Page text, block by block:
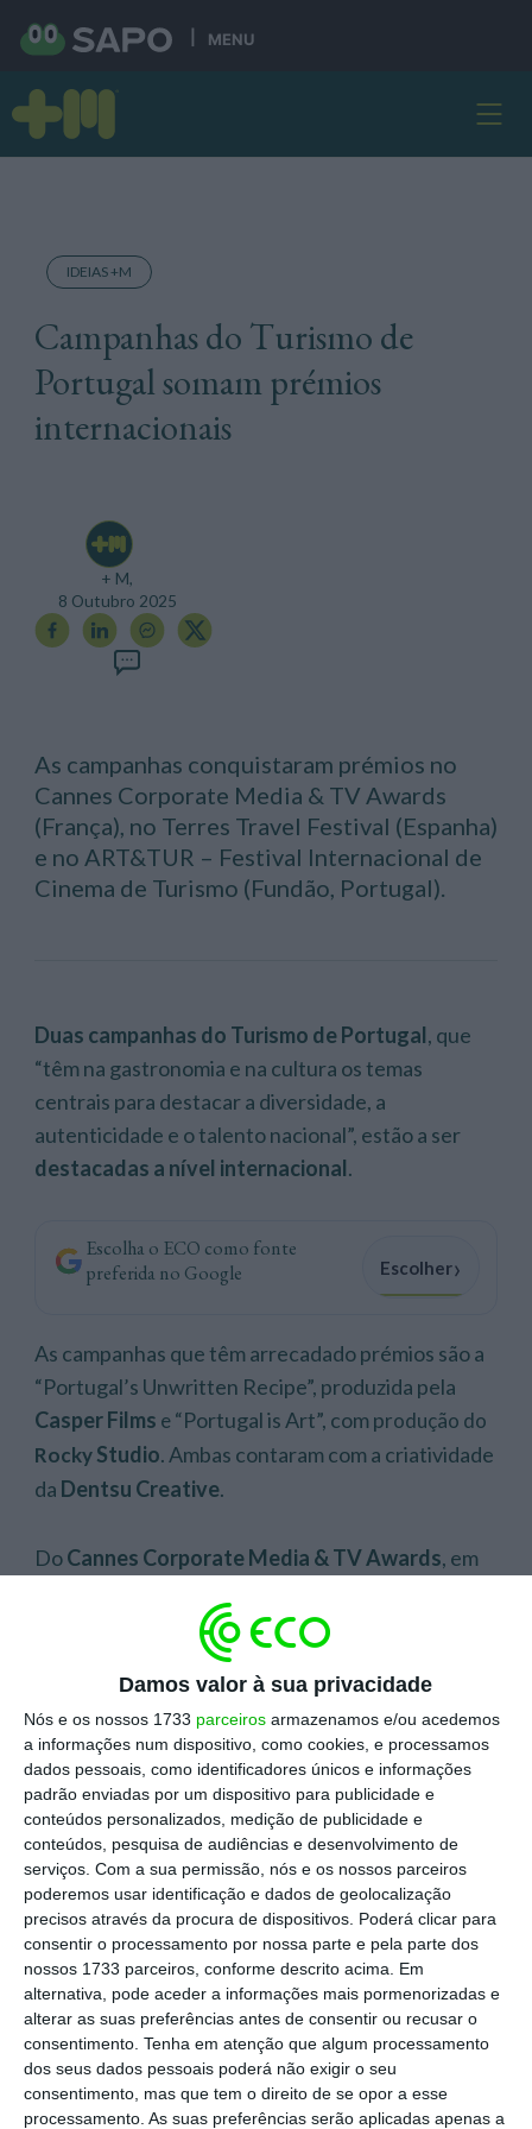
Damos valor à sua privacidade
Nós e os nossos 1733 parceiros armazenamos e/ou acedemos
a informações num dispositivo, como cookies, e processamos
dados pessoais, como identificadores únicos e informações
padrão enviadas por um dispositivo para publicidade e
conteúdos personalizados, medição de publicidade e
conteúdos, pesquisa de audiências e desenvolvimento de
serviços. Com a sua permissão, nós e os nossos parceiros
poderemos usar identificação e dados de geolocalização
precisos através da procura de dispositivos. Poderá clicar para
consentir o processamento por nossa parte e pela parte dos
nossos 1733 parceiros, conforme descrito acima. Em
alternativa, pode aceder a informações mais pormenorizadas e
alterar as suas preferências antes de consentir ou recusar o
consentimento. Tenha em atenção que algum processamento
dos seus dados pessoais poderá não exigir o seu
consentimento, mas que tem o direito de se opor a esse
processamento. As suas preferências serão aplicadas apenas a
MENU
IDEIAS +M
Campanhas do Turismo de
Portugal somam prémios
internacionais
+ M,
8 Outubro 2025
As campanhas conquistaram prémios no
Cannes Corporate Media & TV Awards
(França), no Terres Travel Festival (Espanha)
e no ART&TUR – Festival Internacional de
Cinema de Turismo (Fundão, Portugal).
Duas campanhas do Turismo de Portugal, que
“têm na gastronomia e na cultura os temas
centrais para destacar a diversidade, a
autenticidade e o talento nacional”, estão a ser
destacadas a nível internacional.
Escolha o ECO como fonte
preferida no Google
Escolher›
As campanhas que têm arrecadado prémios são a
“Portugal’s Unwritten Recipe”, produzida pela
Casper Films e “Portugal is Art”, com produção do
RockyStudio. Ambas contaram com a criatividade
da Dentsu Creative.
DoCannes Corporate Media & TV Awards, em
Unwritten Recipe” trouxe o Golfinho de ouro na
categoria Tourism Films: Products, enquanto o
“Portugal is Art” foi distinguido com o certificado
de finalista na categoria Tourism Films:
Destinations – Countries.
Já noTerres Travel Festival – Films & Creativity
2025, “Portugal’s Unwritten Recipe” conquistou o
primeiro lugar na categoria de “Produtos de
Turismo / Experiências Gastronómicas e
Enoturismo”.
A campanha “Portugal’s Unwritten Recipe”
venceu ainda duplamente noART&TUR – Festival
Internacional de Cinema de Turismo, que se